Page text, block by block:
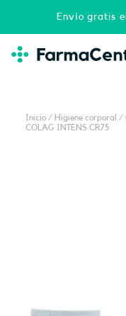
Envío gratis
Inicio / Higiene corporal /
COLAG INTENS CR75